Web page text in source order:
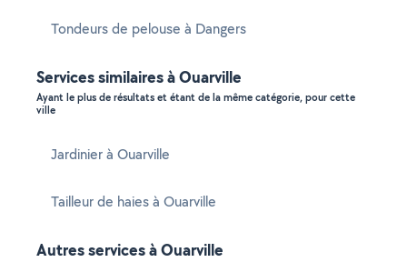
Tondeurs de pelouse à Dangers
Services similaires à Ouarville
Ayant le plus de résultats et étant de la même catégorie, pour cette
ville
Jardinier à Ouarville
Tailleur de haies à Ouarville
Autres services à Ouarville